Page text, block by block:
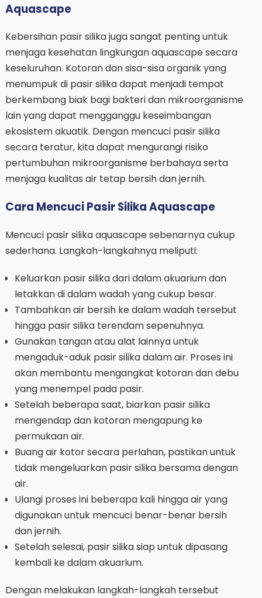
Aquascape
Kebersihan pasir silika juga sangat penting untuk
menjaga kesehatan lingkungan aquascape secara
keseluruhan. Kotoran dan sisa-sisa organik yang
menumpuk di pasir silika dapat menjadi tempat
berkembang biak bagi bakteri dan mikroorganisme
lain yang dapat mengganggu keseimbangan
ekosistem akuatik. Dengan mencuci pasir silika
secara teratur, kita dapat mengurangi risiko
pertumbuhan mikroorganisme berbahaya serta
menjaga kualitas air tetap bersih dan jernih.
Cara Mencuci Pasir Silika Aquascape
Mencuci pasir silika aquascape sebenarnya cukup
sederhana. Langkah-langkahnya meliputi:
Keluarkan pasir silika dari dalam akuarium dan
letakkan di dalam wadah yang cukup besar.
Tambahkan air bersih ke dalam wadah tersebut
hingga pasir silika terendam sepenuhnya.
Gunakan tangan atau alat lainnya untuk
mengaduk-aduk pasir silika dalam air. Proses ini
akan membantu mengangkat kotoran dan debu
yang menempel pada pasir.
Setelah beberapa saat, biarkan pasir silika
mengendap dan kotoran mengapung ke
permukaan air.
Buang air kotor secara perlahan, pastikan untuk
tidak mengeluarkan pasir silika bersama dengan
air.
Ulangi proses ini beberapa kali hingga air yang
digunakan untuk mencuci benar-benar bersih
dan jernih.
Setelah selesai, pasir silika siap untuk dipasang
kembali ke dalam akuarium.
Dengan melakukan langkah-langkah tersebut